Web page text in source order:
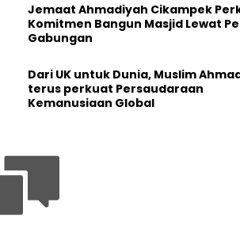
Jemaat Ahmadiyah Cikampek
Komitmen Bangun Masjid Lewat
Gabungan
Dari UK untuk Dunia, Muslim
terus perkuat Persaudaraan
Kemanusiaan Global